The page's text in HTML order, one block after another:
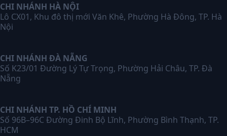
CHI NHÁNH HÀ NỘI
Lô CX01, Khu đô thị mới Văn Khê, Phường Hà Đông, TP. Hà
Nội
CHI NHÁNH ĐÀ NẴNG
Số K23/01 Đường Lý Tự Trọng, Phường Hải Châu, TP. Đà
Nẵng
CHI NHÁNH TP. HỒ CHÍ MINH
Số 96B–96C Đường Đinh Bộ Lĩnh, Phường Bình Thạnh, TP.
HCM